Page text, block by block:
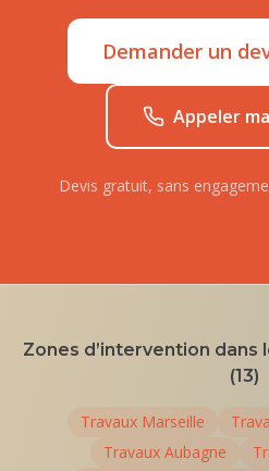
Demander un
Appeler
Devis gratuit, sans
Zones d’intervention dans
(13)
Travaux Marseille
Travaux Aubagne